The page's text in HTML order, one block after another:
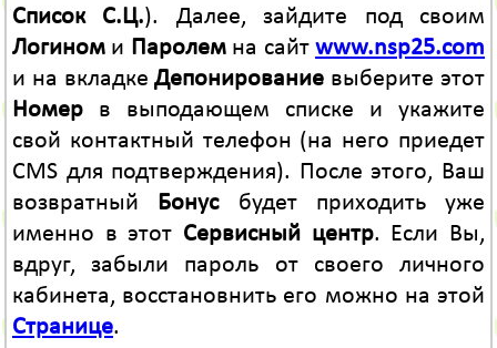
Список С.Ц.). Далее, зайдите под своим
Логиноми Паролемна сайтwww.nsp25.com
и на вкладкеДепонирование выберите этот
Номерв выподающем списке и укажите
свой контактный телефон (на него приедет
CMS для подтверждения). После этого, Ваш
возвратный Бонусбудет приходить уже
именно в этот Сервисный центр. Если Вы,
вдруг, забыли пароль от своего личного
кабинета, восстановнить его можно на этой
Странице.